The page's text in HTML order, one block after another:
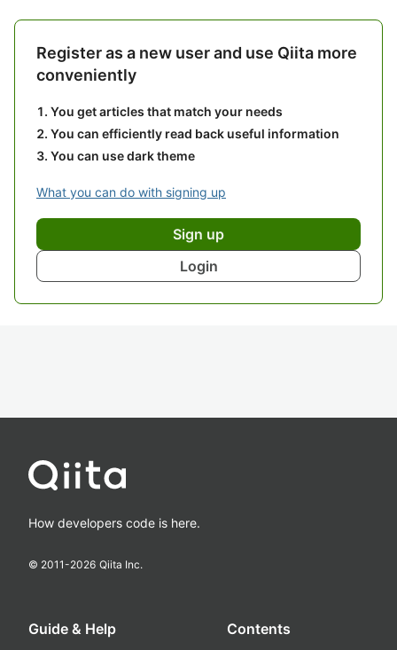
Register as a new user and use Qiita more
conveniently
You get articles that match your needs
You can efficiently read back useful information
You can use dark theme
What you can do with signing up
Sign up
Login
How developers code is here.
© 2011-2026 Qiita Inc.
Guide & Help Contents